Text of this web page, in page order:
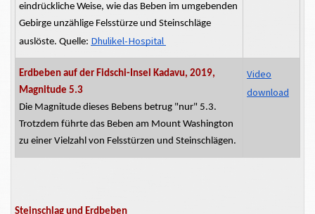
eindrückliche Weise, wie das Beben im umgebenden
Gebirge unzählige Felsstürze und Steinschläge
auslöste. Quelle: Dhulikel-Hospital
Erdbeben auf der Fidschi-Insel Kadavu, 2019,
Magnitude 5.3
Die Magnitude dieses Bebens betrug "nur" 5.3.
Trotzdem führte das Beben am Mount Washington
zu einer Vielzahl von Felsstürzen und Steinschlägen.
Video
download
Steinschlag und Erdbeben